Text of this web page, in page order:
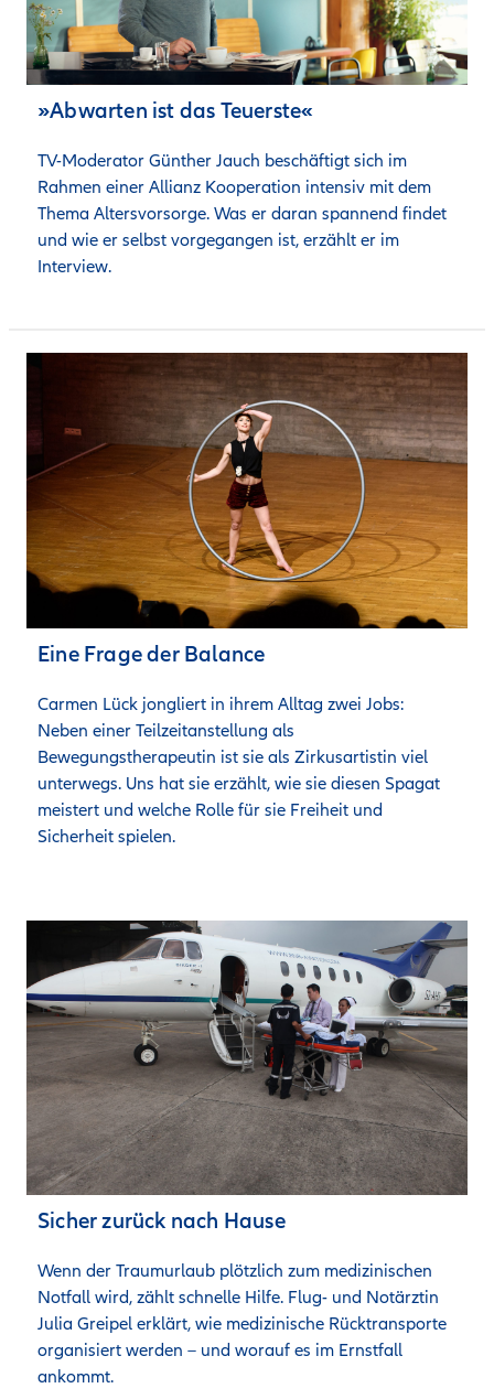
»Abwarten ist das Teuerste«
TV-Moderator Günther Jauch beschäftigt sich im
Rahmen einer Allianz Kooperation intensiv mit dem
Thema Altersvorsorge. Was er daran spannend findet
und wie er selbst vorgegangen ist, erzählt er im
Interview.
Eine Frage der Balance
Carmen Lück jongliert in ihrem Alltag zwei Jobs:
Neben einer Teilzeitanstellung als
Bewegungstherapeutin ist sie als Zirkusartistin viel
unterwegs. Uns hat sie erzählt, wie sie diesen Spagat
meistert und welche Rolle für sie Freiheit und
Sicherheit spielen.
Sicher zurück nach Hause
Wenn der Traumurlaub plötzlich zum medizinischen
Notfall wird, zählt schnelle Hilfe. Flug- und Notärztin
Julia Greipel erklärt, wie medizinische Rücktransporte
organisiert werden – und worauf es im Ernstfall
ankommt.